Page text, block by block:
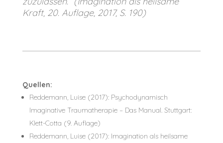
Kraft, 20. Auflage, 2017, S. 190)
Quellen:
Reddemann, Luise (2017): Psychodynamisch
Imaginative Traumatherapie – Das Manual. Stuttgart:
Klett-Cotta (9. Auflage)
Reddemann, Luise (2017): Imagination als heilsame